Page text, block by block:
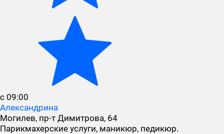
с 09:00
Александрина
Могилев, пр-т Димитрова, 64
Парикмахерские услуги, маникюр, педикюр.